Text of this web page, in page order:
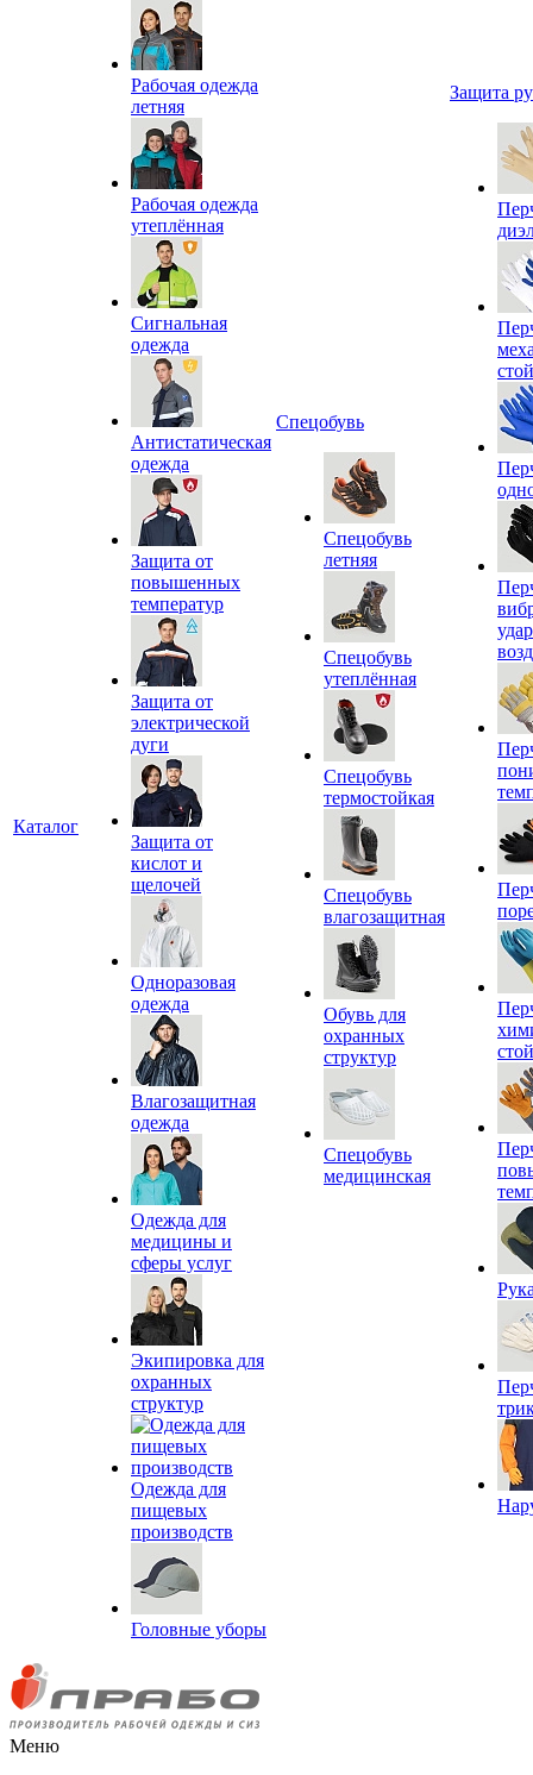
Каталог
Рабочая одежда
летняя
Рабочая одежда
утеплённая
Сигнальная
одежда
Антистатическая
одежда
Защита от
повышенных
температур
Защита от
электрической
дуги
Защита от
кислот и
щелочей
Одноразовая
одежда
Влагозащитная
одежда
Одежда для
медицины и
сферы услуг
Экипировка для
охранных
структур
Одежда для
пищевых
производств
Головные уборы
Спецобувь
Спецобувь
летняя
Спецобувь
утеплённая
Спецобувь
термостойкая
Спецобувь
влагозащитная
Обувь для
охранных
структур
Спецобувь
медицинская
Защита
Меню